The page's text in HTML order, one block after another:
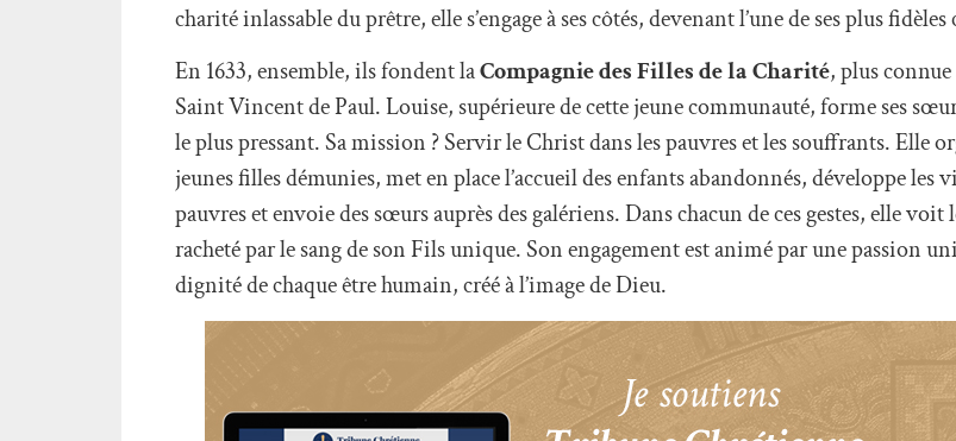
charité inlassable du prêtre, elle s’engage à ses côtés, devenant l’une de ses plus
En 1633, ensemble, ils fondent laCompagnie des Filles de la Charité, plus
Saint Vincent de Paul. Louise, supérieure de cette jeune communauté, forme ses
le plus pressant. Sa mission ? Servir le Christ dans les pauvres et les souffrants. Elle
jeunes filles démunies, met en place l’accueil des enfants abandonnés, développe les
pauvres et envoie des sœurs auprès des galériens. Dans chacun de ces gestes, elle
racheté par le sang de son Fils unique. Son engagement est animé par une passion
dignité de chaque être humain, créé à l’image de Dieu.